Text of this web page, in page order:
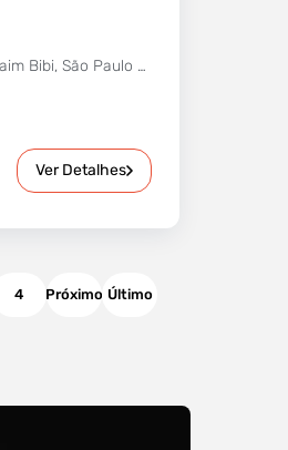
R. Bandeira Paulista - Itaim Bibi, São Paulo - SP, 04532-002, Brasil
Ver Detalhes
4 Próximo Último